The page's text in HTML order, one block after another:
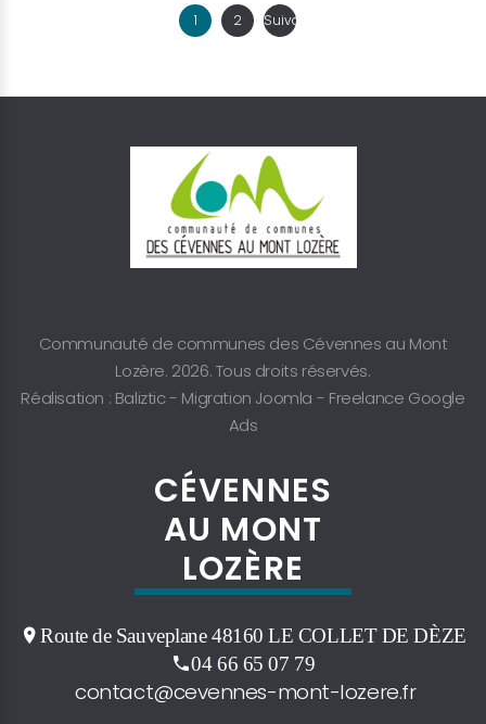
1 2 Suivant
Communauté de communes des Cévennes au Mont
Lozère. 2026. Tous droits réservés.
Réalisation : Baliztic - Migration Joomla - Freelance Google
Ads
CÉVENNES
AU MONT
LOZÈRE
Route de Sauveplane 48160 LE COLLET DE DÈZE
04 66 65 07 79
contact@cevennes-mont-lozere.fr